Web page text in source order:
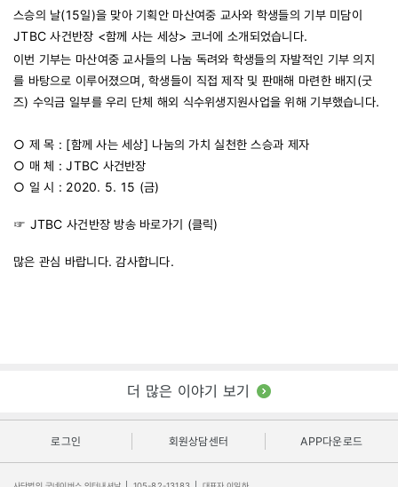
스승의 날(15일)을 맞아 기획안 마산여중 교사와 학생들의 기부 미담이
JTBC 사건반장 <함께 사는 세상> 코너에 소개되었습니다.
이번 기부는 마산여중 교사들의 나눔 독려와 학생들의 자발적인 기부 의지
를 바탕으로 이루어졌으며, 학생들이 직접 제작 및 판매해 마련한 배지(굿
즈) 수익금 일부를 우리 단체 해외 식수위생지원사업을 위해 기부했습니다.
○ 제 목 : [함께 사는 세상] 나눔의 가치 실천한 스승과 제자
○ 매 체 : JTBC 사건반장
○ 일 시 : 2020. 5. 15 (금)
☞ JTBC 사건반장 방송 바로가기 (클릭)
많은 관심 바랍니다.감사합니다.
더 많은 이야기 보기
로그인 회원상담센터 APP다운로드